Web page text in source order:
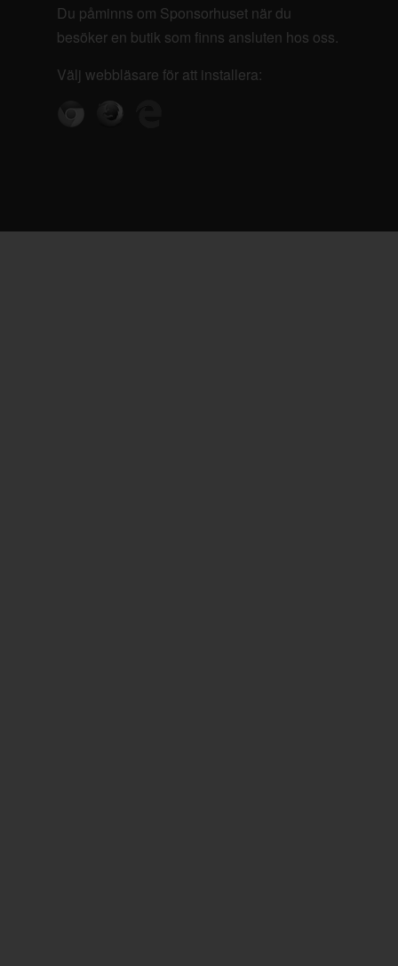
Du påminns om Sponsorhuset när du
besöker en butik som finns ansluten hos oss.
Välj webbläsare för att installera: